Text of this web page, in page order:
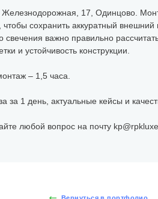
17, Одинцово.
сохранить аккуратный
важно правильно
и устойчивость конструкции.
– 1,5 часа.
за 1 день, актуальные кейсы и
любой вопрос на почту